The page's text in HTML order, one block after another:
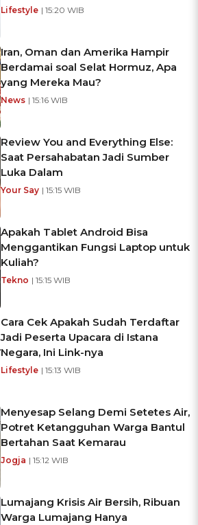
Lifestyle | 15:20 WIB
Iran, Oman dan Amerika Hampir
Berdamai soal Selat Hormuz, Apa
yang Mereka Mau?
News | 15:16 WIB
Review You and Everything Else:
Saat Persahabatan Jadi Sumber
Luka Dalam
Your Say | 15:15 WIB
Apakah Tablet Android Bisa
Menggantikan Fungsi Laptop untuk
Kuliah?
Tekno | 15:15 WIB
Cara Cek Apakah Sudah Terdaftar
Jadi Peserta Upacara di Istana
Negara, Ini Link-nya
Lifestyle | 15:13 WIB
Menyesap Selang Demi Setetes Air,
Potret Ketangguhan Warga Bantul
Bertahan Saat Kemarau
Jogja | 15:12 WIB
Lumajang Krisis Air Bersih, Ribuan
Warga Lumajang Hanya